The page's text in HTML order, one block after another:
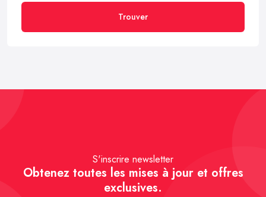
Trouver
S'inscrire newsletter
Obtenez toutes les mises à jour et offres
exclusives.